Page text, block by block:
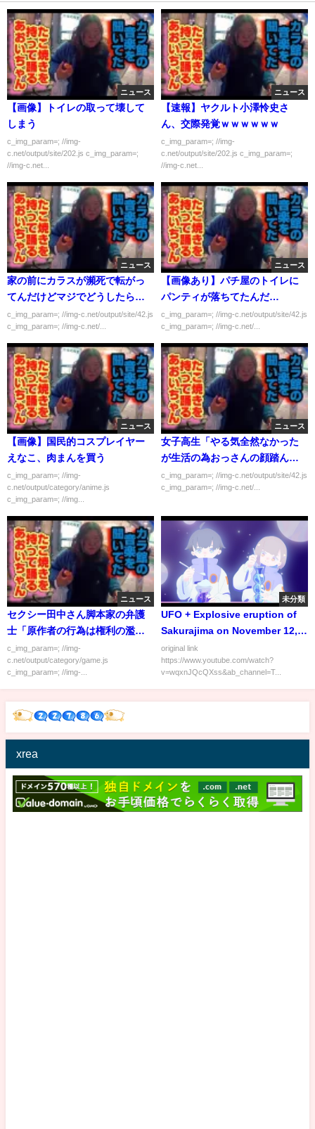
ニュース
【画像】トイレの取って壊して
しまう
c_img_param=; //img-
c.net/output/site/202.js c_img_param=;
//img-c.net...
ニュース
【速報】ヤクルト小澤怜史さ
ん、交際発覚ｗｗｗｗｗｗ
c_img_param=; //img-
c.net/output/site/202.js c_img_param=;
//img-c.net...
ニュース
家の前にカラスが瀕死で転がっ
てんだけどマジでどうしたらい
いか教えろ
c_img_param=; //img-c.net/output/site/42.js
c_img_param=; //img-c.net/...
ニュース
【画像あり】パチ屋のトイレに
パンティが落ちてたんだ
が・・・
c_img_param=; //img-c.net/output/site/42.js
c_img_param=; //img-c.net/...
ニュース
【画像】国民的コスプレイヤー
えなこ、肉まんを買う
c_img_param=; //img-
c.net/output/category/anime.js
c_img_param=; //img...
ニュース
女子高生「やる気全然なかった
が生活の為おっさんの顔踏んで
5000円貰ってた」
c_img_param=; //img-c.net/output/site/42.js
c_img_param=; //img-c.net/...
ニュース
セクシー田中さん脚本家の弁護
士「原作者の行為は権利の濫用
もしくはパワハラにあたる」
c_img_param=; //img-
c.net/output/category/game.js
c_img_param=; //img-...
未分類
UFO + Explosive eruption of
Sakurajima on November 12,
2019
original link
https://www.youtube.com/watch?
v=wqxnJQcQXss&ab_channel=T...
xrea